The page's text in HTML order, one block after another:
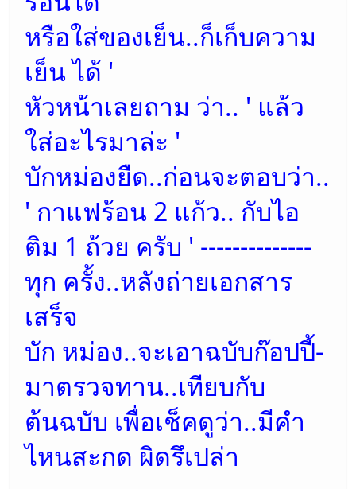
หรือใส่ของเย็น..ก็เก็บความ
เย็น ได้ '
หัวหน้าเลยถาม ว่า.. ' แล้ว
ใส่อะไรมาล่ะ '
บักหม่องยืด..ก่อนจะตอบว่า..
' กาแฟร้อน 2 แก้ว.. กับไอ
ติม 1 ถ้วย ครับ ' --------------
ทุก ครั้ง..หลังถ่ายเอกสาร
เสร็จ
บัก หม่อง..จะเอาฉบับก๊อปปี้-
มาตรวจทาน..เทียบกับ
ต้นฉบับ เพื่อเช็คดูว่า..มีคำ
ไหนสะกด ผิดรึเปล่า